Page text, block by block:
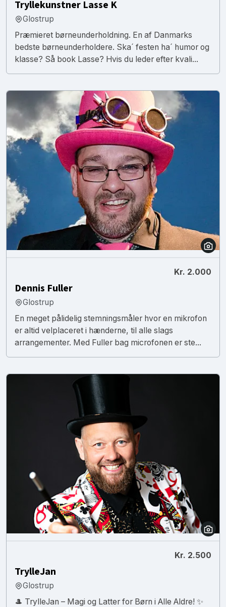
Tryllekunstner Lasse K
Glostrup
Præmieret børneunderholdning. En af Danmarks
bedste børneunderholdere. Ska´ festen ha´ humor og
klasse? Så book Lasse? Hvis du leder efter kvali...
Kr. 2.000
Dennis Fuller
Glostrup
En meget pålidelig stemningsmåler hvor en mikrofon
er altid velplaceret i hænderne, til alle slags
arrangementer. Med Fuller bag microfonen er ste...
Kr. 2.500
TrylleJan
Glostrup
🎩 TrylleJan – Magi og Latter for Børn i Alle Aldre! ✨